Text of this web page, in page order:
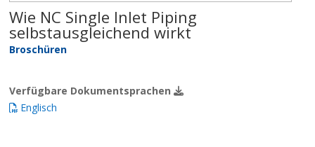
Wie NC Single Inlet Piping
selbstausgleichend wirkt
Broschüren
Verfügbare Dokumentsprachen
Englisch